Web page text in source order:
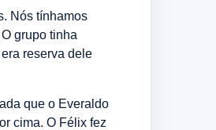
Nós tínhamos
grupo tinha
reserva dele
que o Everaldo
cima. O Félix fez